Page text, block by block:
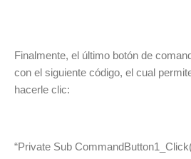
Finalmente, el último botón de
con el siguiente código, el cual
hacerle clic:
“Private Sub